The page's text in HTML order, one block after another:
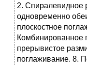
2. Спиралевидное
одновременно
плоскостное
Комбинированное
прерывистое
поглаживание. 8.